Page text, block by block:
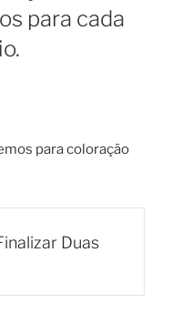
para cada
para coloração
Duas